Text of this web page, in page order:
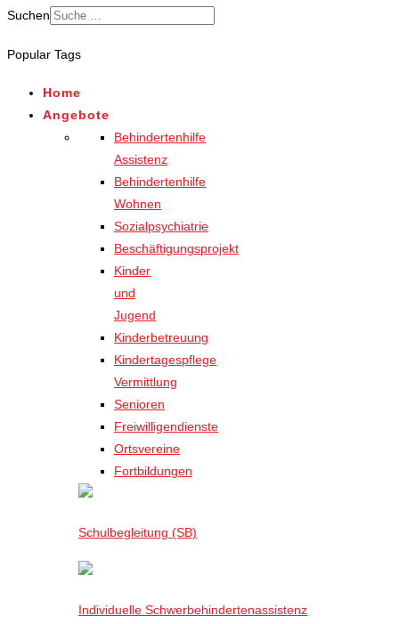
Suchen
Popular Tags
Home
Angebote
Behindertenhilfe
Assistenz
Behindertenhilfe
Wohnen
Sozialpsychiatrie
Beschäftigungsprojekt
Kinder
und
Jugend
Kinderbetreuung
Kindertagespflege
Vermittlung
Senioren
Freiwilligendienste
Ortsvereine
Fortbildungen
Schulbegleitung (SB)
Individuelle Schwerbehindertenassistenz